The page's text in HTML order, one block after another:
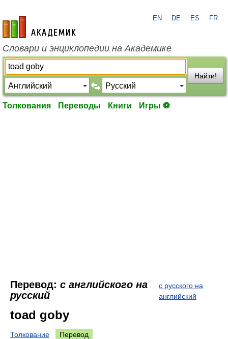
academic.ru
EN DE ES FR
Словари и энциклопедии на Академике
Найти!
Толкования Переводы Книги Игры ⚽
Перевод: с английского на
русский
с русского на
английский
toad goby
Толкование Перевод